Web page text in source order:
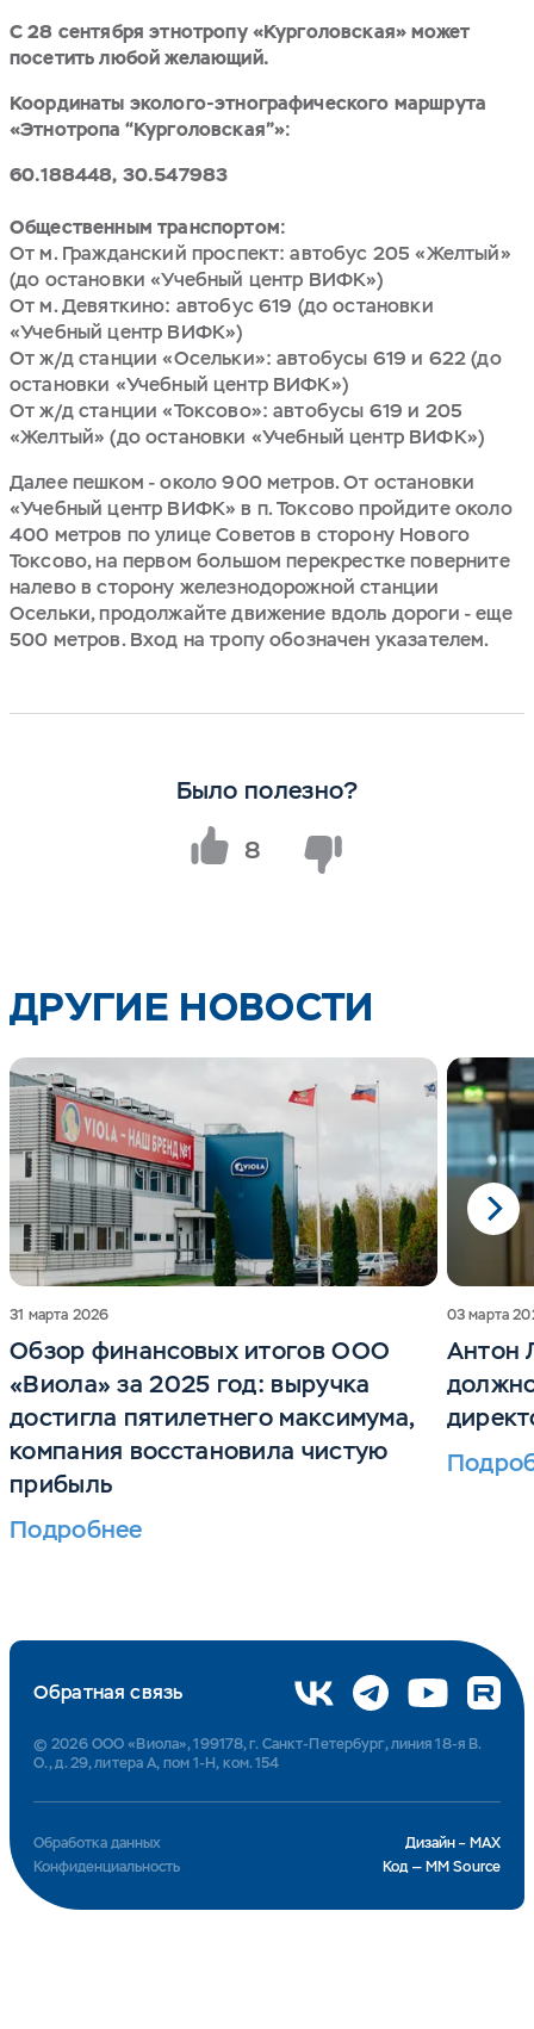
С 28 сентября этнотропу «Курголовская» может
посетить любой желающий.
Координаты эколого-этнографического маршрута
«Этнотропа “Курголовская”»:
60.188448, 30.547983
Общественным транспортом:
От м. Гражданский проспект: автобус 205 «Желтый»
(до остановки «Учебный центр ВИФК»)
От м. Девяткино: автобус 619 (до остановки
«Учебный центр ВИФК»)
От ж/д станции «Осельки»: автобусы 619 и 622 (до
остановки «Учебный центр ВИФК»)
От ж/д станции «Токсово»: автобусы 619 и 205
«Желтый» (до остановки «Учебный центр ВИФК»)
Далее пешком - около 900 метров. От остановки
«Учебный центр ВИФК» в п. Токсово пройдите около
400 метров по улице Советов в сторону Нового
Токсово, на первом большом перекрестке поверните
налево в сторону железнодорожной станции
Осельки, продолжайте движение вдоль дороги - еще
500 метров. Вход на тропу обозначен указателем.
Было полезно?
8
ДРУГИЕ НОВОСТИ
31 марта 2026
Обзор финансовых итогов ООО
«Виола» за 2025 год: выручка
достигла пятилетнего максимума,
компания восстановила чистую
прибыль
Подробнее
03 марта
Антон
Дизайн – MAX
Обработка данных
Код — MM Source
Конфиденциальность
Обратная связь
© 2026 ООО «Виола», 199178, г. Санкт-Петербург, линия 18-я В.
О., д. 29, литера А, пом 1-Н, ком. 154